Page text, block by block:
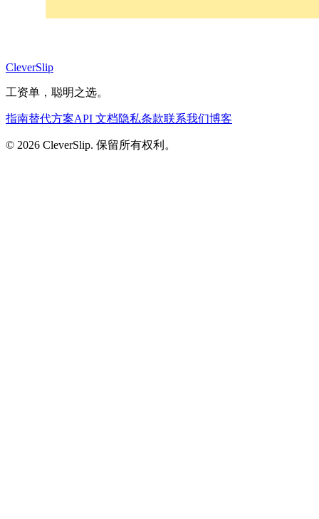
CleverSlip
工资单，聪明之选。
指南替代方案API 文档隐私条款联系我们博客
© 2026 CleverSlip. 保留所有权利。